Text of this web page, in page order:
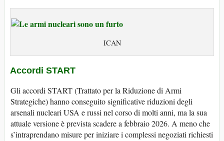
ICAN
Accordi START
Gli accordi START (Trattato per la Riduzione di Armi
Strategiche) hanno conseguito significative riduzioni degli
arsenali nucleari USA e russi nel corso di molti anni, ma la sua
attuale versione è prevista scadere a febbraio 2026. A meno che
s’intraprendano misure per iniziare i complessi negoziati richiesti